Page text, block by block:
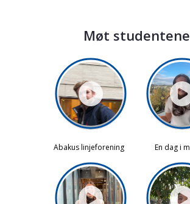
Møt studentene